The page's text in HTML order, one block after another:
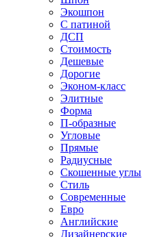
Экошпон
С патиной
ДСП
Стоимость
Дешевые
Дорогие
Эконом-класс
Элитные
Форма
П-образные
Угловые
Прямые
Радиусные
Скошенные углы
Стиль
Современные
Евро
Английские
Дизайнерские